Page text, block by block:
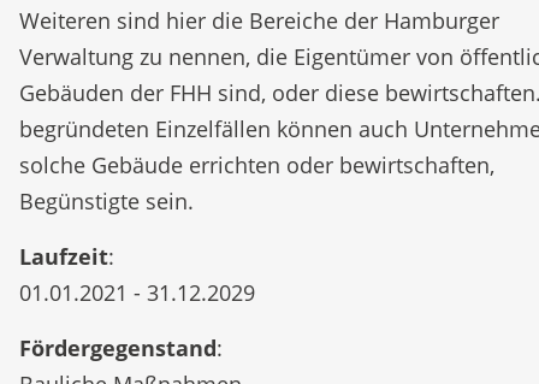
Weiteren sind hier die Bereiche der Hamburger
Verwaltung zu nennen, die Eigentümer von
Gebäuden der FHH sind, oder diese
begründeten Einzelfällen können auch
solche Gebäude errichten oder bewirtschaften,
Begünstigte sein.
Laufzeit:
01.01.2021 - 31.12.2029
Fördergegenstand: